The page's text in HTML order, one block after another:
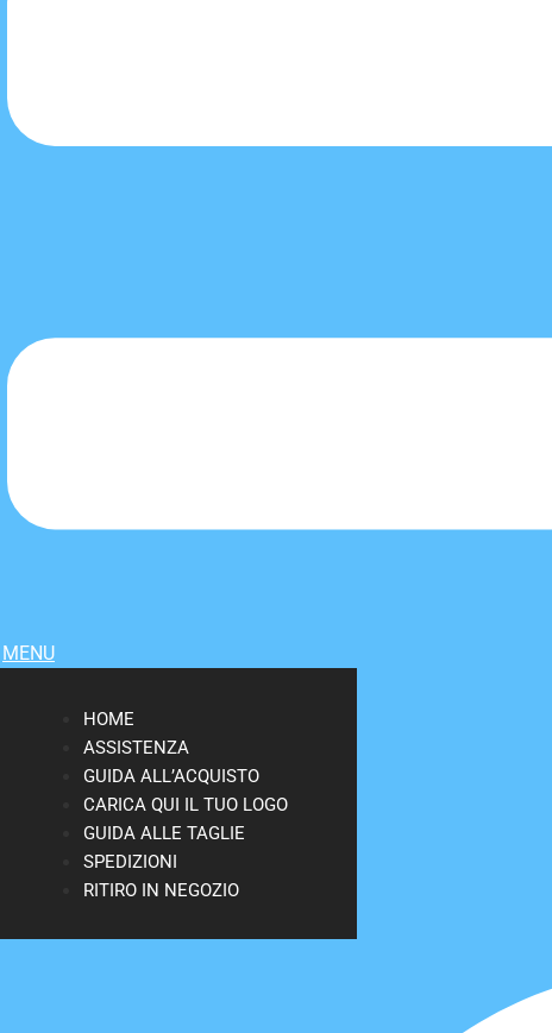
MENU
HOME
ASSISTENZA
GUIDA ALL’ACQUISTO
CARICA QUI IL TUO LOGO
GUIDA ALLE TAGLIE
SPEDIZIONI
RITIRO IN NEGOZIO